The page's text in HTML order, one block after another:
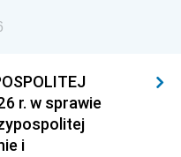
r. w sprawie
i